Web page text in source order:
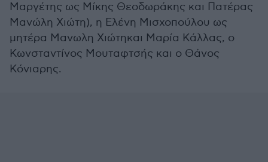
Μαργέτης ως Μίκης Θεοδωράκης και Πατέρας
Μανώλη Χιώτη), η Ελένη Μισχοπούλου ως
μητέρα Μανωλη Χιώτηκαι Μαρία Κάλλας, ο
Κωνσταντίνος Μουταφτσής και ο Θάνος
Κόνιαρης.